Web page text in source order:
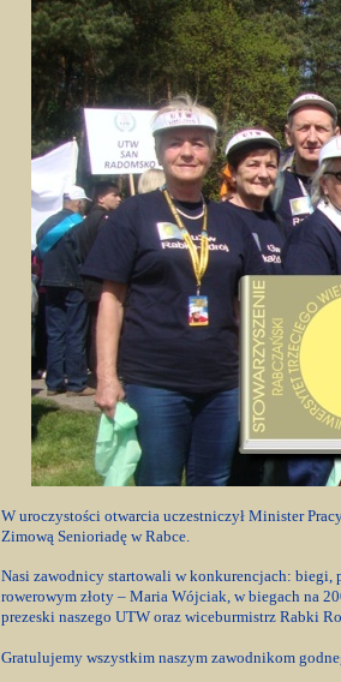
W uroczystości otwarcia uczestniczył Minister
Zimową Senioriadę w Rabce.
Nasi zawodnicy startowali w konkurencjach: biegi,
rowerowym złoty – Maria Wójciak, w biegach na
prezeski naszego UTW oraz wiceburmistrz Rabki
Gratulujemy wszystkim naszym zawodnikom